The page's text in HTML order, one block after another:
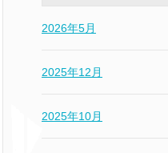
2026年5月
2025年12月
2025年10月